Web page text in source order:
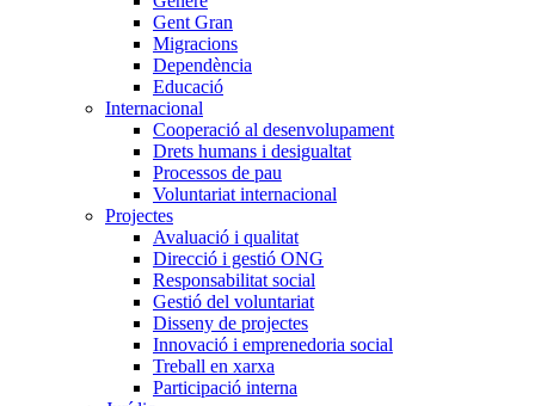
Gent Gran
Migracions
Dependència
Educació
Internacional
Cooperació al desenvolupament
Drets humans i desigualtat
Processos de pau
Voluntariat internacional
Projectes
Avaluació i qualitat
Direcció i gestió ONG
Responsabilitat social
Gestió del voluntariat
Disseny de projectes
Innovació i emprenedoria social
Treball en xarxa
Participació interna